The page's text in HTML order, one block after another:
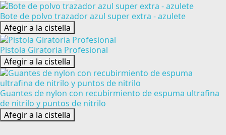
Bote de polvo trazador azul super extra - azulete
Afegir a la cistella
Pistola Giratoria Profesional
Afegir a la cistella
Guantes de nylon con recubirmiento de espuma ultrafina
de nitrilo y puntos de nitrilo
Afegir a la cistella